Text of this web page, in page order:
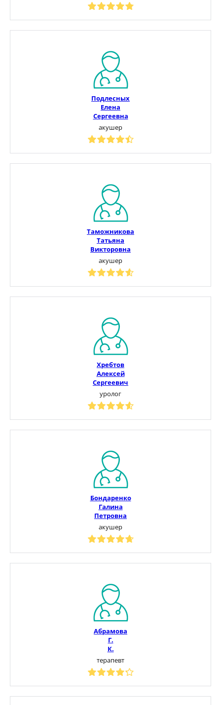
Подлесных
Елена
Сергеевна
акушер
Таможникова
Татьяна
Викторовна
акушер
Хребтов
Алексей
Сергеевич
уролог
Бондаренко
Галина
Петровна
акушер
Абрамова
Г.
К.
терапевт